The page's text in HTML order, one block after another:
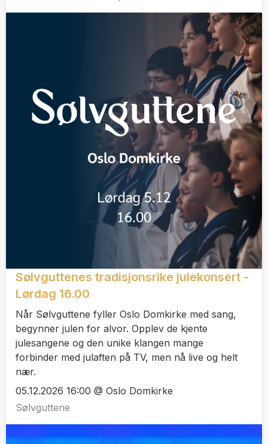
Sølvguttenes tradisjonsrike julekonsert -
Lørdag 16.00
Når Sølvguttene fyller Oslo Domkirke med sang,
begynner julen for alvor. Opplev de kjente
julesangene og den unike klangen mange
forbinder med julaften på TV, men nå live og helt
nær.
05.12.2026 16:00 @ Oslo Domkirke
Sølvguttene